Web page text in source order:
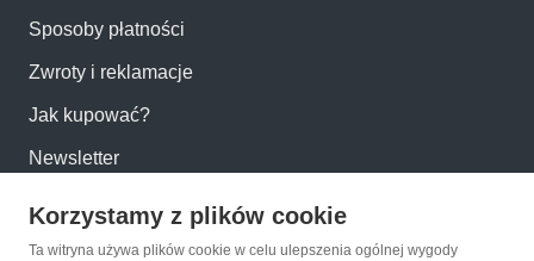
Sposoby płatności
Zwroty i reklamacje
Jak kupować?
Newsletter
Konto
Korzystamy z plików cookie
Ta witryna używa plików cookie w celu ulepszenia ogólnej wygody